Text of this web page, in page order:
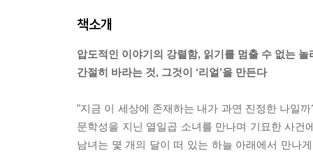
책소개
압도적인 이야기의 강렬함, 읽기를 멈출 수 없는 놀
간절히 바라는 것, 그것이 ‘리얼’을 만든다
"지금 이 세상에 존재하는 내가 과연 진정한 나일
문학성을 지닌 열일곱 소녀를 만나며 기묘한 사
남녀는 몇 개의 달이 떠 있는 하늘 아래에서 만나